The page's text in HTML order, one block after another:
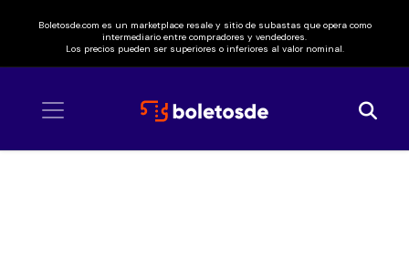
Boletosde.com es un marketplace resale y sitio de subastas que opera como
intermediario entre compradores y vendedores.
Los precios pueden ser superiores o inferiores al valor nominal.